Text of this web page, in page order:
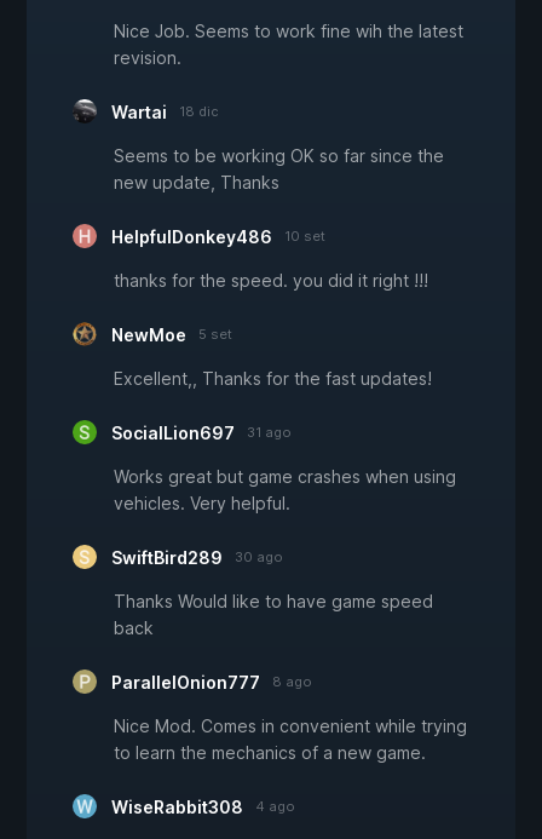
Nice Job. Seems to work fine wih the latest
revision.
Wartai 18 dic
Seems to be working OK so far since the
new update, Thanks
HelpfulDonkey486 10 set
thanks for the speed. you did it right !!!
NewMoe 5 set
Excellent,, Thanks for the fast updates!
SocialLion697 31 ago
Works great but game crashes when using
vehicles. Very helpful.
SwiftBird289 30 ago
Thanks Would like to have game speed
back
ParallelOnion777 8 ago
Nice Mod. Comes in convenient while trying
to learn the mechanics of a new game.
WiseRabbit308 4 ago